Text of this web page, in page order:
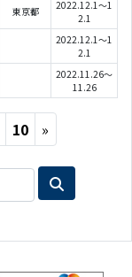
東京都
2022.12.1～1
2.1
2022.12.1～1
2.1
2022.11.26～
11.26
10 »